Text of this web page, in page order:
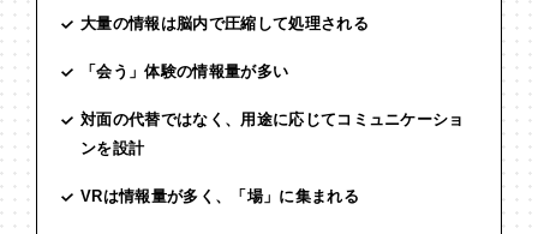
大量の情報は脳内で圧縮して処理される
「会う」体験の情報量が多い
対面の代替ではなく、用途に応じてコミュニケーショ
ンを設計
VRは情報量が多く、「場」に集まれる